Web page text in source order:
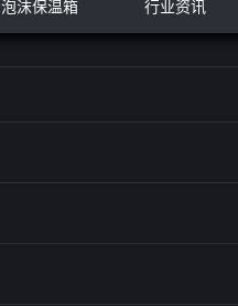
泡沫保温箱 行业资讯